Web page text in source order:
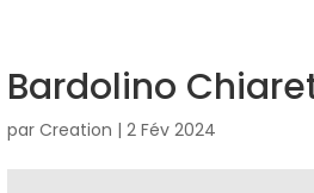
Bardolino
parCreation |2 Fév 2024